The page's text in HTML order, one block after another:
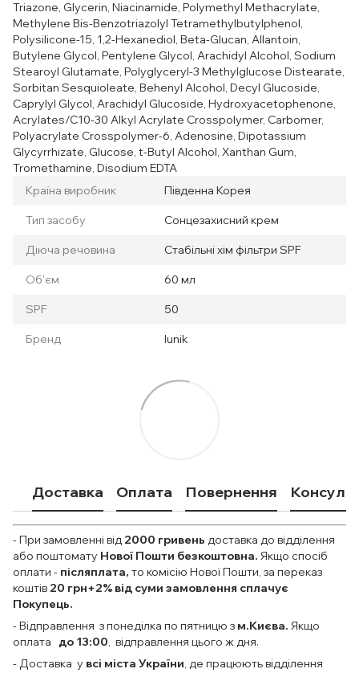
Triazone, Glycerin, Niacinamide, Polymethyl Methacrylate,
Methylene Bis-Benzotriazolyl Tetramethylbutylphenol,
Polysilicone-15, 1,2-Hexanediol, Beta-Glucan, Allantoin,
Butylene Glycol, Pentylene Glycol, Arachidyl Alcohol, Sodium
Stearoyl Glutamate, Polyglyceryl-3 Methylglucose Distearate,
Sorbitan Sesquioleate, Behenyl Alcohol, Decyl Glucoside,
Caprylyl Glycol, Arachidyl Glucoside, Hydroxyacetophenone,
Acrylates/C10-30 Alkyl Acrylate Crosspolymer, Carbomer,
Polyacrylate Crosspolymer-6, Adenosine, Dipotassium
Glycyrrhizate, Glucose, t-Butyl Alcohol, Xanthan Gum,
Tromethamine, Disodium EDTA
Країна виробник
Південна Корея
Тип засобу Сонцезахисний крем
Діюча речовина Стабільні хім фільтри SPF
Об'єм 60 мл
SPF 50
Бренд Iunik
Доставка Оплата Повернення
- При замовленні від 2000 гривень доставка до відділення
або поштомату Нової Пошти безкоштовна. Якщо спосіб
оплати - післяплата, то комісію Нової Пошти, за переказ
коштів 20 грн+2% від суми замовлення сплачує
Покупець.
- Відправлення з понеділка по пятницю з м.Києва. Якщо
оплата до 13:00 , відправлення цього ж дня.
- Доставка у всі міста України , де працюють відділення